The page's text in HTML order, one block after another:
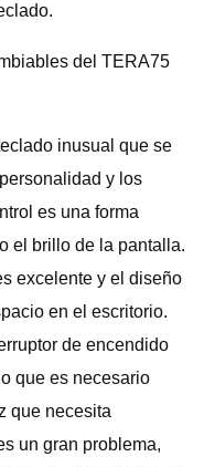
del TERA75
inusual que se
y los
es una forma
el brillo de la pantalla.
excelente y el diseño
en el escritorio.
de encendido
que es necesario
que necesita
un gran problema,